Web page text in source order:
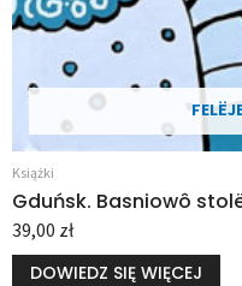
Książki
Gduńsk. Basniowô
39,00 zł
DOWIEDZ SIĘ WIĘCEJ